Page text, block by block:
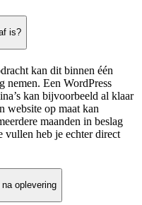
is?
kan dit binnen één
nemen. Een WordPress
kan bijvoorbeeld al klaar
website op maat kan
maanden in beslag
vullen heb je echter direct
oplevering